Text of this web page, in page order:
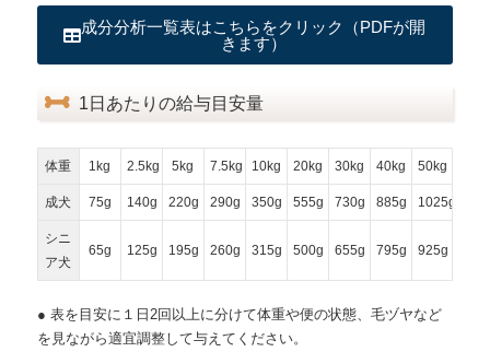
成分分析一覧表はこちらをクリック（PDFが開
きます）
1日あたりの給与目安量
体重 1kg 2.5kg 5kg 7.5kg 10kg 20kg 30kg 40kg 50kg
成犬 75g 140g 220g 290g 350g 555g 730g 885g 1025g
シニ
ア犬
65g 125g 195g 260g 315g 500g 655g 795g 925g
● 表を目安に１日2回以上に分けて体重や便の状態、毛ヅヤなど
を見ながら適宜調整して与えてください。